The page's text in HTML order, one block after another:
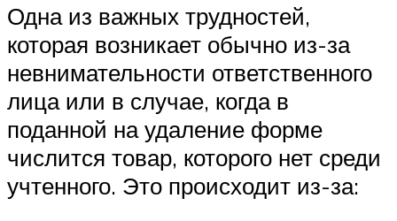
Одна из важных трудностей,
которая возникает обычно из-за
невнимательности ответственного
лица или в случае, когда в
поданной на удаление форме
числится товар, которого нет среди
учтенного. Это происходит из-за: